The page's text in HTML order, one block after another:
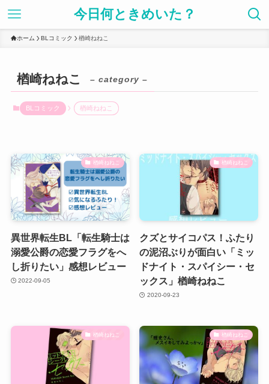
今日何ときめいた？
ホーム BLコミック 楢崎ねねこ
楢崎ねねこ – category –
BLコミック 楢崎ねねこ
楢崎ねねこ
異世界転生BL「転生騎士は
溺愛公爵の恋愛フラグをへ
し折りたい」感想レビュー
2022-09-05
楢崎ねねこ
クズとサイコパス！ふたり
の泥沼ぶりが面白い「ミッ
ドナイト・スパイシー・セ
ックス」楢崎ねねこ
2020-09-23
楢崎ねねこ 楢崎ねねこ